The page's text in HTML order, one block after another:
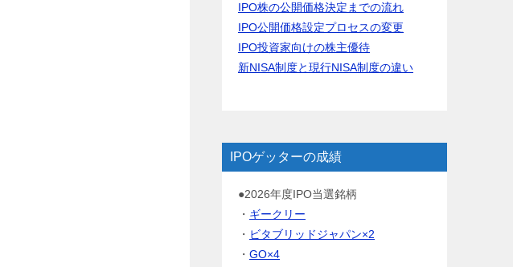
IPO株の公開価格決定までの流れ
IPO公開価格設定プロセスの変更
IPO投資家向けの株主優待
新NISA制度と現行NISA制度の違い
IPOゲッターの成績
●2026年度IPO当選銘柄
・ ギークリー
・ ビタブリッドジャパン×2
・ GO×4